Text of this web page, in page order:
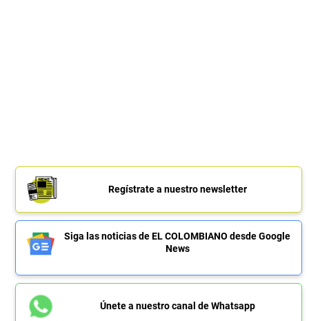
Regístrate a nuestro newsletter
Siga las noticias de EL COLOMBIANO desde Google
News
Únete a nuestro canal de Whatsapp